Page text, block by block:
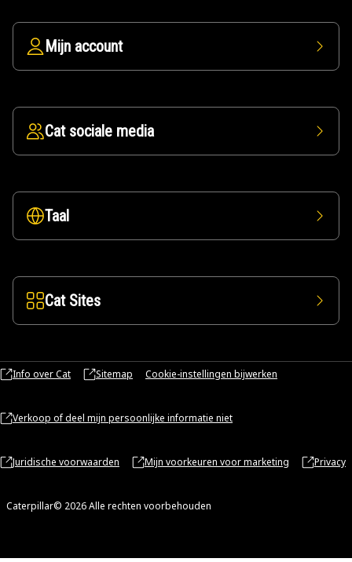
Mijn account
Cat sociale media
Taal
Cat Sites
Info over Cat Sitemap Cookie-instellingen bijwerken
Verkoop of deel mijn persoonlijke informatie niet
Juridische voorwaarden Mijn voorkeuren voor marketing Privacy
Caterpillar© 2026 Alle rechten voorbehouden